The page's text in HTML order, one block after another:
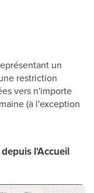
un
restriction
vers n'importe
(à l'exception
l'Accueil